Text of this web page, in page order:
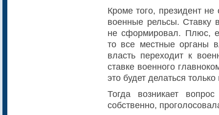
Кроме того, президент
военные рельсы. Ставку
не сформировал. Плюс,
то все местные органы
власть переходит к
ставке военного
это будет делаться
Тогда возникает
собственно,